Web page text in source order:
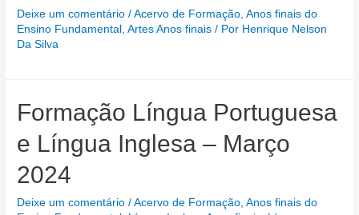
Deixe um comentário /Acervo de Formação ,Anos finais do
Ensino Fundamental ,Artes Anos finais / Por Henrique Nelson
Da Silva
Formação Língua Portuguesa
e Língua Inglesa – Março
2024
Deixe um comentário /Acervo de Formação,Anos finais do